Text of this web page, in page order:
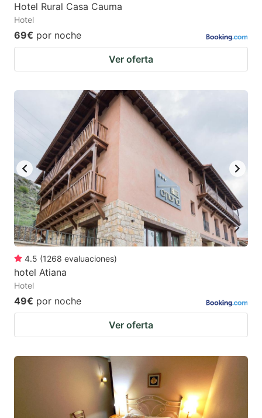
Hotel Rural Casa Cauma
Hotel
69€ por noche
Ver oferta
4.5 (1268 evaluaciones)
hotel Atiana
Hotel
49€ por noche
Ver oferta